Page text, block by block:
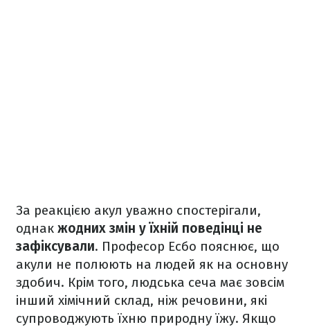
За реакцією акул уважно спостерігали,
однак жодних змін у їхній поведінці не
зафіксували. Професор Есбо пояснює, що
акули не полюють на людей як на основну
здобич. Крім того, людська сеча має зовсім
інший хімічний склад, ніж речовини, які
супроводжують їхню природну їжу. Якщо